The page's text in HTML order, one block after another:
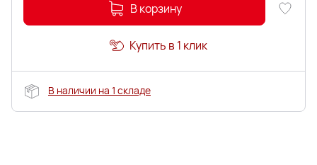
В корзину
Купить в 1 клик
В наличии на 1 складе